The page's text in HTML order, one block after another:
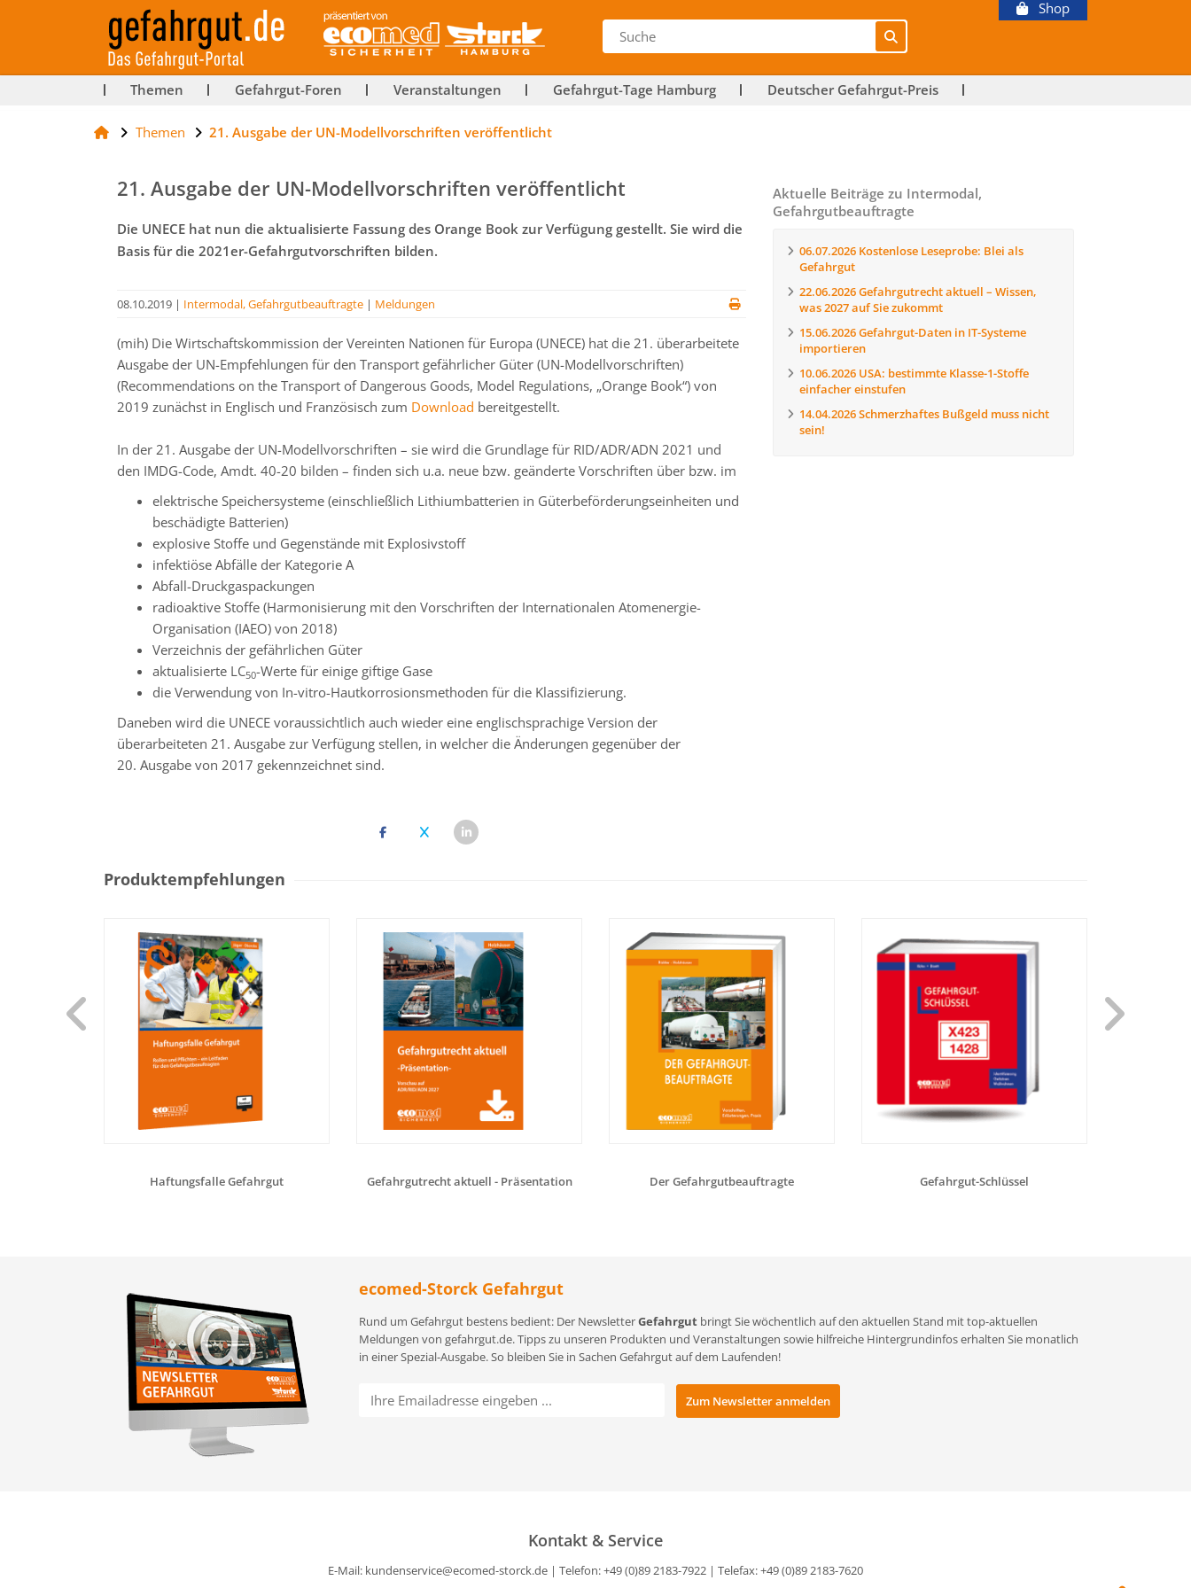
Shop
Themen Gefahrgut-Foren Veranstaltungen Gefahrgut-Tage Hamburg Deutscher Gefahrgut-Preis
Themen 21. Ausgabe der UN-Modellvorschriften veröffentlicht
21. Ausgabe der UN-Modellvorschriften veröffentlicht
Die UNECE hat nun die aktualisierte Fassung des Orange Book zur Verfügung gestellt. Sie wird die
Basis für die 2021er-Gefahrgutvorschriften bilden.
08.10.2019 | Intermodal, Gefahrgutbeauftragte | Meldungen
(mih) Die Wirtschaftskommission der Vereinten Nationen für Europa (UNECE) hat die 21. überarbeitete
Ausgabe der UN-Empfehlungen für den Transport gefährlicher Güter (UN-Modellvorschriften)
(Recommendations on the Transport of Dangerous Goods, Model Regulations, „Orange Book“) von
2019 zunächst in Englisch und Französisch zum Download bereitgestellt.
In der 21. Ausgabe der UN-Modellvorschriften – sie wird die Grundlage für RID/ADR/ADN 2021 und
den IMDG-Code, Amdt. 40-20 bilden – finden sich u.a. neue bzw. geänderte Vorschriften über bzw. im
elektrische Speichersysteme (einschließlich Lithiumbatterien in Güterbeförderungseinheiten und
beschädigte Batterien)
explosive Stoffe und Gegenstände mit Explosivstoff
infektiöse Abfälle der Kategorie A
Abfall-Druckgaspackungen
radioaktive Stoffe (Harmonisierung mit den Vorschriften der Internationalen Atomenergie-
Organisation (IAEO) von 2018)
Verzeichnis der gefährlichen Güter
aktualisierte LC50-Werte für einige giftige Gase
die Verwendung von In-vitro-Hautkorrosionsmethoden für die Klassifizierung.
Daneben wird die UNECE voraussichtlich auch wieder eine englischsprachige Version der
überarbeiteten 21. Ausgabe zur Verfügung stellen, in welcher die Änderungen gegenüber der
20. Ausgabe von 2017 gekennzeichnet sind.
Aktuelle Beiträge zu Intermodal,
Gefahrgutbeauftragte
06.07.2026 Kostenlose Leseprobe: Blei als
Gefahrgut
22.06.2026Gefahrgutrecht aktuell – Wissen,
was 2027 auf Sie zukommt
15.06.2026Gefahrgut-Daten in IT-Systeme
importieren
10.06.2026 USA: bestimmte Klasse-1-Stoffe
einfacher einstufen
14.04.2026Schmerzhaftes Bußgeld muss nicht
sein!
Produktempfehlungen
Haftungsfalle Gefahrgut Gefahrgutrecht aktuell - Präsentation Der Gefahrgutbeauftragte Gefahrgut-Schlüssel
ecomed-Storck Gefahrgut
Rund um Gefahrgut bestens bedient: Der NewsletterGefahrgut bringt Sie wöchentlich auf den aktuellen Stand mit top-aktuellen
Meldungen von gefahrgut.de. Tipps zu unseren Produkten und Veranstaltungen sowie hilfreiche Hintergrundinfos erhalten Sie monatlich
in einer Spezial-Ausgabe. So bleiben Sie in Sachen Gefahrgut auf dem Laufenden!
Kontakt & Service
E-Mail: kundenservice@ecomed-storck.de | Telefon: +49 (0)89 2183-7922 | Telefax: +49 (0)89 2183-7620